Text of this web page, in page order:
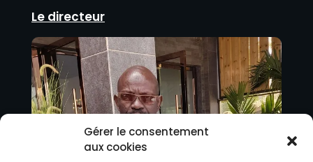
Gérer le consentement
aux cookies
Le directeur